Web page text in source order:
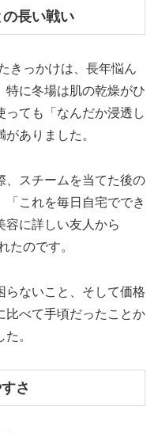
長い戦い
きっかけは、長年悩ん
特に冬場は肌の乾燥がひ
っても「なんだか浸透し
ありました。
、スチームを当てた後の
これを毎日自宅ででき
に詳しい友人から
たのです。
らないこと、そして価格
比べて手頃だったことか
。
さ